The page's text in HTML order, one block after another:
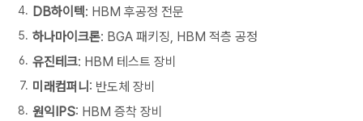
DB하이텍: HBM 후공정 전문
하나마이크론: BGA 패키징, HBM 적층 공정
유진테크: HBM 테스트 장비
미래컴퍼니 : 반도체 장비
원익IPS: HBM 증착 장비